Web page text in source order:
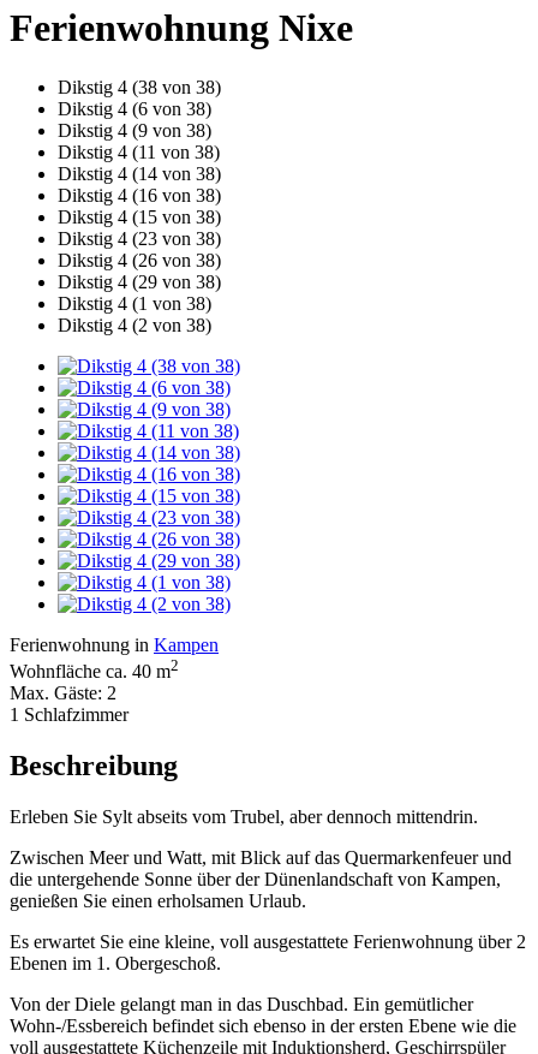
Ferienwohnung Nixe
Dikstig 4 (38 von 38)
Dikstig 4 (6 von 38)
Dikstig 4 (9 von 38)
Dikstig 4 (11 von 38)
Dikstig 4 (14 von 38)
Dikstig 4 (16 von 38)
Dikstig 4 (15 von 38)
Dikstig 4 (23 von 38)
Dikstig 4 (26 von 38)
Dikstig 4 (29 von 38)
Dikstig 4 (1 von 38)
Dikstig 4 (2 von 38)
Ferienwohnung in Kampen
Wohnfläche ca. 40 m2
Max. Gäste: 2
1 Schlafzimmer
Beschreibung
Erleben Sie Sylt abseits vom Trubel, aber dennoch mittendrin.
Zwischen Meer und Watt, mit Blick auf das Quermarkenfeuer und
die untergehende Sonne über der Dünenlandschaft von Kampen,
genießen Sie einen erholsamen Urlaub.
Es erwartet Sie eine kleine, voll ausgestattete Ferienwohnung über 2
Ebenen im 1. Obergeschoß.
Von der Diele gelangt man in das Duschbad. Ein gemütlicher
Wohn-/Essbereich befindet sich ebenso in der ersten Ebene wie die
voll ausgestattete Küchenzeile mit Induktionsherd, Geschirrspüler